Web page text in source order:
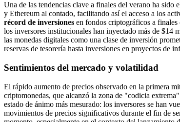
Una de las tendencias clave a finales del verano ha
y Ethereum al contado, facilitando así el acceso a los
récord de inversiones en fondos criptográficos a
los inversores institucionales han inyectado más de $14
las monedas digitales como una clase de inversión
reservas de tesorería hasta inversiones en proyectos de
Sentimientos del mercado y volatilidad
El rápido aumento de precios observado en la primera
criptomonedas, que alcanzó la zona de "codicia
estado de ánimo más mesurado: los inversores se han
movimientos de precios significativos durante el fin de